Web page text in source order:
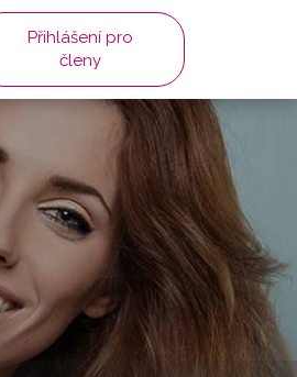
Přihlášení pro
členy